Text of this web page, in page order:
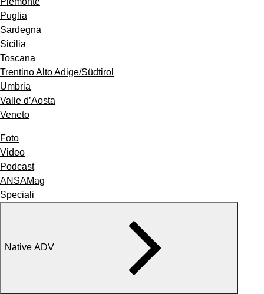
Puglia
Sardegna
Sicilia
Toscana
Trentino Alto Adige/Südtirol
Umbria
Valle d’Aosta
Veneto
Foto
Video
Podcast
ANSAMag
Speciali
Native ADV